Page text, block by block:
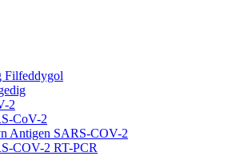
Filfeddygol
2
CoV-2
Antigen SARS-COV-2
COV-2 RT-PCR